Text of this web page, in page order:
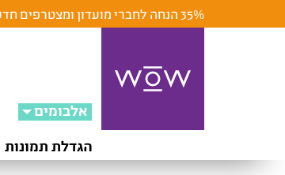
35% הנחה לחברי מועדון ומצטרפים חדשים |
אלבומים
הגדלת תמונות